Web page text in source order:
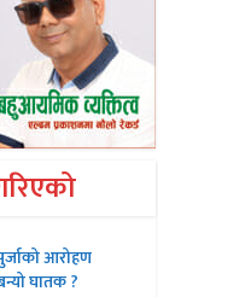
आरोहण
घातक ?